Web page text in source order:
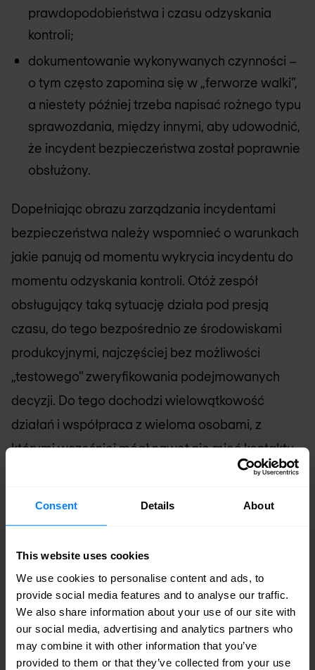
Consent Details About
This website uses cookies
We use cookies to personalise content and ads, to
provide social media features and to analyse our traffic.
We also share information about your use of our site with
our social media, advertising and analytics partners who
may combine it with other information that you’ve
provided to them or that they’ve collected from your use
prawdopodobieństwa i czasu odzyskania
kontroli;
dokumentowanie wykonywanych czynności –
o tym często zapomina się w „ferworze walki”,
a niestety później trzeba napisać rożnego typu
sprawozdania, między innymi, aby udowodnić,
że incydent bezpieczeństwa został poprawnie
obsłużony.
Dopełniając obrazu zarządzania incydentami
bezpieczeństwa należy wspomnieć o warunkach
jakie panują od momentu wykrycia incydentu do
momentu odzyskania kontroli. Otóż zespół
obsługujący taką sytuację działa pod presją
czasu, do tego bezpośrednio ze środowiskami
produkcyjnymi, najczęściej bez możliwości
„testowego” zweryfikowania podejmowanych
decyzji. Do tego dochodzi wielowątkowość
działań i współpraca z wieloma osobami, z
którymi wcześniej mógł nawet nie mieć kontaktu,
np. prawnikami, czy osobami odpowiadającymi
Security Operations Center (SOC)
Opisana złożoność, jak również uwarunkowania
towarzyszące obsłudze cyberincydentów